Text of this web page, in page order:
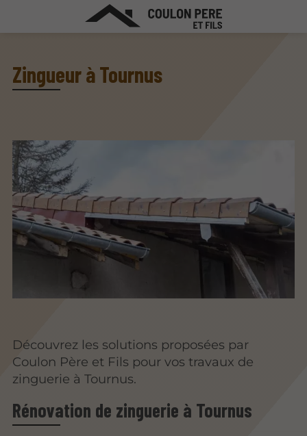
Zingueur à Tournus
Découvrez les solutions proposées par
Coulon Père et Fils pour vos travaux de
zinguerie à Tournus.
Rénovation de zinguerie à Tournus